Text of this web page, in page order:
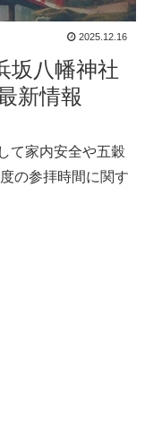
2025.12.16
坂八幡神社
新情報
て家内安全や五穀
の参拝時間に関す